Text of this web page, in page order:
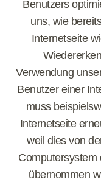
Benutzers
uns, wie
Internetseite
Verwendung
Benutzer einer
muss
Internetseite
weil dies von
Computersystem
übernommen